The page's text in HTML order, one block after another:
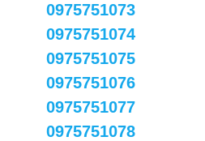
0975751073
0975751074
0975751075
0975751076
0975751077
0975751078